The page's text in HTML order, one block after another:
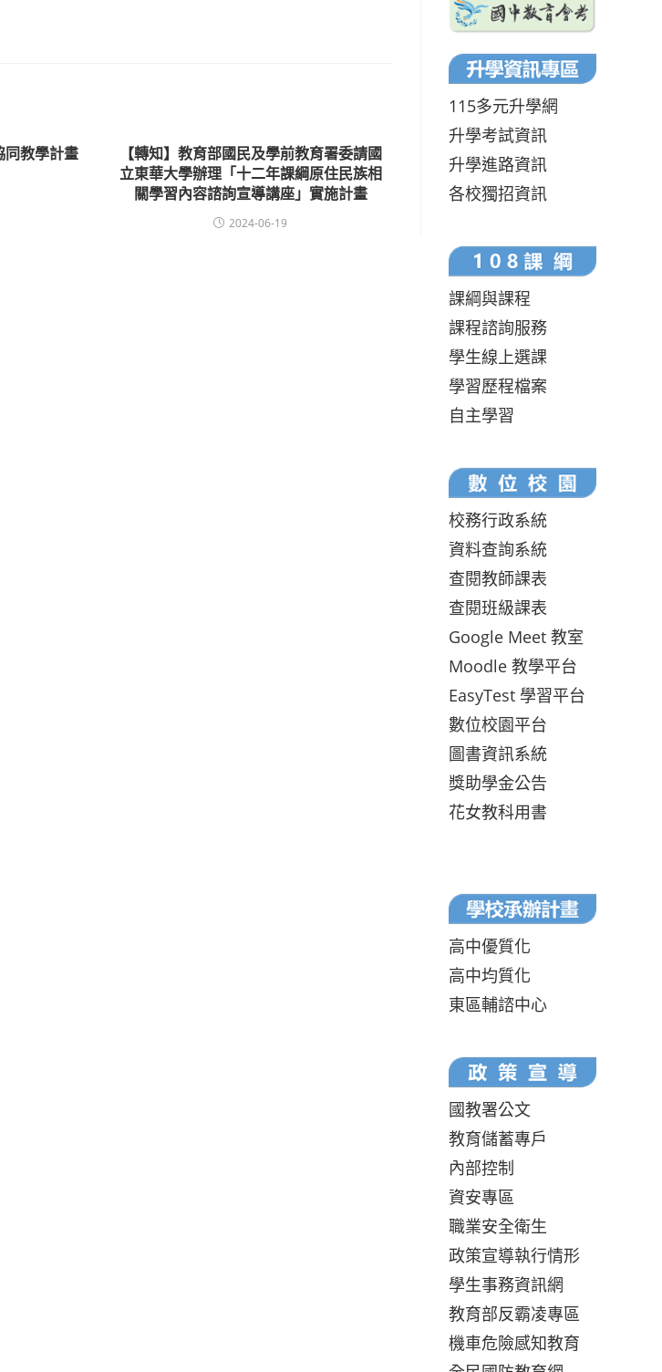
同教學計畫
【轉知】教育部國民及學前教育署委請國
立東華大學辦理「十二年課綱原住民族相
關學習內容諮詢宣導講座」實施計畫
2024-06-19
115多元升學網
升學考試資訊
升學進路資訊
各校獨招資訊
課綱與課程
課程諮詢服務
學生線上選課
學習歷程檔案
自主學習
校務行政系統
資料查詢系統
查閱教師課表
查閱班級課表
Google Meet 教室
Moodle 教學平台
EasyTest 學習平台
數位校園平台
圖書資訊系統
獎助學金公告
花女教科用書
高中優質化
高中均質化
東區輔諮中心
國教署公文
教育儲蓄專戶
內部控制
資安專區
職業安全衛生
政策宣導執行情形
學生事務資訊網
教育部反霸凌專區
機車危險感知教育